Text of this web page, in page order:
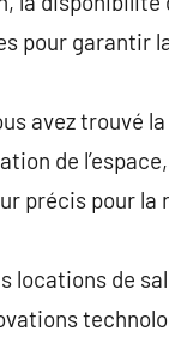
pour garantir
avez trouvé
de
précis pour la
locations de